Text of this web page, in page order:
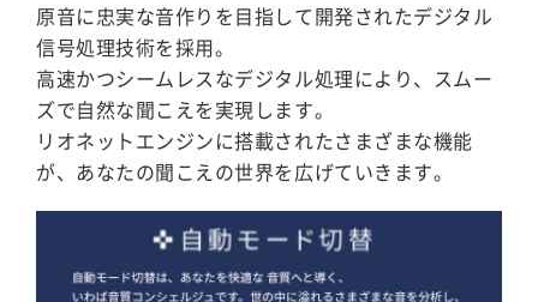
原音に忠実な音作りを目指して開発されたデジタル
信号処理技術を採用。
高速かつシームレスなデジタル処理により、スムー
ズで自然な聞こえを実現します。
リオネットエンジンに搭載されたさまざまな機能
が、あなたの聞こえの世界を広げていきます。